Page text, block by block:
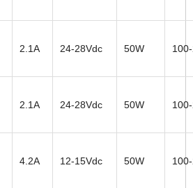
2.1A 24-28Vdc 50W
2.1A 24-28Vdc 50W
4.2A 12-15Vdc 50W